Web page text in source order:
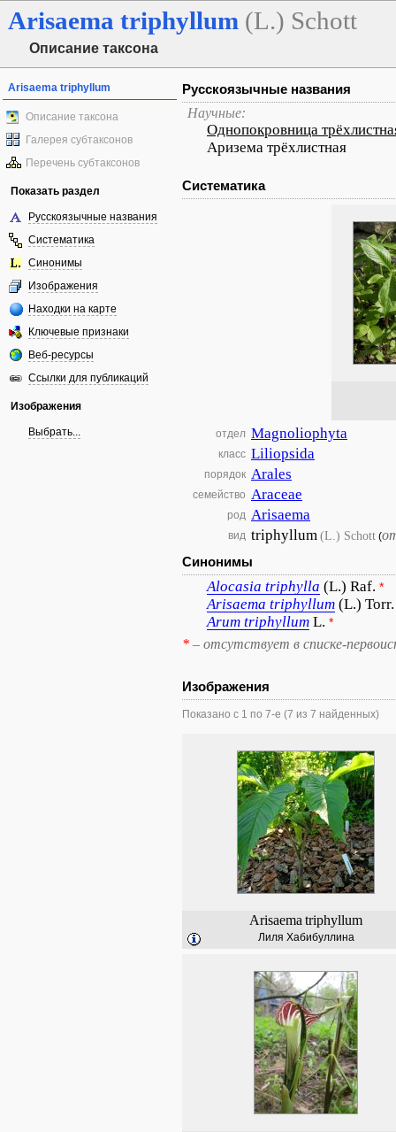
Arisaema triphyllum (L.) Schott
Описание таксона
Arisaema triphyllum
Описание таксона
Галерея субтаксонов
Перечень субтаксонов
Показать раздел
Русскоязычные названия
Систематика
Синонимы
Изображения
Находки на карте
Ключевые признаки
Веб-ресурсы
Ссылки для публикаций
Изображения
Выбрать...
Русскоязычные названия
Научные:
Однопокровница
Аризема трёхлистная
Систематика
отдел Magnoliophyta
класс Liliopsida
порядок Arales
семейство Araceae
род Arisaema
вид triphyllum(L.) Schott (
Синонимы
Alocasia triphylla (L.) Raf. *
Arisaema triphyllum (L.) Torr.
Arum triphyllum L. *
* – отсутствует в списке-
Изображения
Показано с 1 по 7-е (7 из 7 найденных)
Arisaema triphyllum
Лиля Хабибуллина